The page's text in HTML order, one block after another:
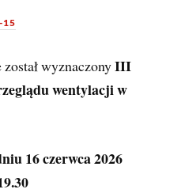
15
wyznaczony III
wentylacji w
16 czerwca 2026